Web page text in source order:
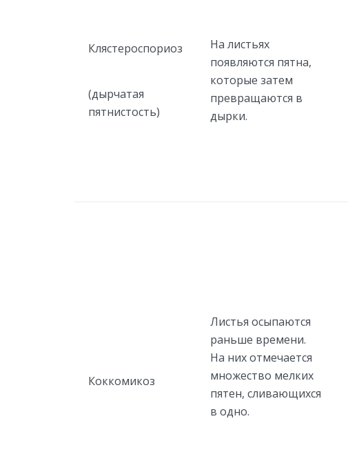
Клястероспориоз
(дырчатая
пятнистость)
На листьях
появляются пятна,
которые затем
превращаются в
дырки.
Коккомикоз
Листья осыпаются
раньше времени.
На них отмечается
множество мелких
пятен, сливающихся
в одно.